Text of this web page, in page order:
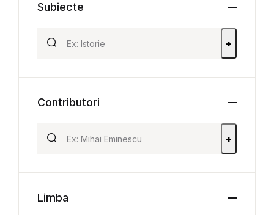
Subiecte
+
Contributori
+
Limba